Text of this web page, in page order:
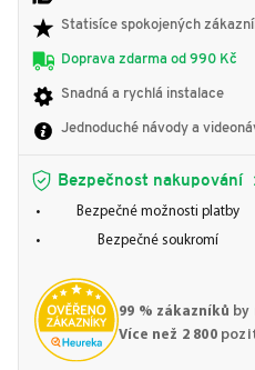
Statisíce spokojených
Doprava zdarma od 990 Kč
Snadná a rychlá instalace
Jednoduché návody a
Bezpečnost nakupování
Bezpečné možnosti platby
Bezpečné soukromí
99 % zákazníků by
Více než 2 800